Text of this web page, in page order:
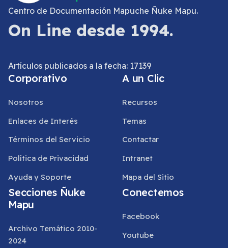
Centro de Documentación Mapuche Ñuke Mapu.
On Line desde 1994.
Artículos publicados a la fecha: 17139
Corporativo
Nosotros
Enlaces de Interés
Términos del Servicio
Política de Privacidad
Ayuda y Soporte
A un Clic
Recursos
Temas
Contactar
Intranet
Mapa del Sitio
Secciones Ñuke
Mapu
Archivo Temático 2010-
2024
Conectemos
Facebook
Youtube